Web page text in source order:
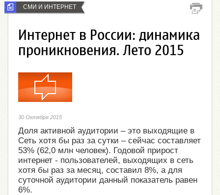
СМИ И ИНТЕРНЕТ
Интернет в России: динамика
проникновения. Лето 2015
30 Октября 2015
Доля активной аудитории – это выходящие в
Сеть хотя бы раз за сутки – сейчас составляет
53% (62,0 млн человек). Годовой прирост
интернет - пользователей, выходящих в сеть
хотя бы раз за месяц, составил 8%, а для
суточной аудитории данный показатель равен
6%.